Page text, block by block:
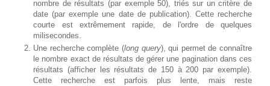
nombre de résultats (par exemple 50), triés sur un critère de
date (par exemple une date de publication). Cette recherche
courte est extrêmement rapide, de l'ordre de quelques
milisecondes.
Une recherche complète (long query), qui permet de connaître
le nombre exact de résultats de gérer une pagination dans ces
résultats (afficher les résultats de 150 à 200 par exemple).
Cette recherche est parfois plus lente, mais reste